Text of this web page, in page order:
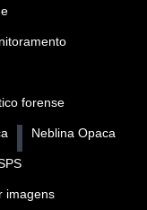
forense
Neblina Opaca
imagens